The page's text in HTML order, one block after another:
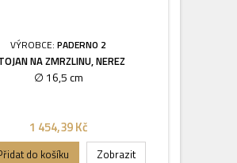
VÝROBCE:PADERNO 2
NA ZMRZLINU, NEREZ
∅ 16,5 cm
1 454,39 Kč
do košíku Zobrazit